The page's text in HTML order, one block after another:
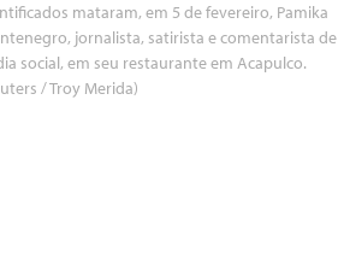
mataram, em 5 de fevereiro, Pamika
jornalista, satirista e comentarista de
social, em seu restaurante em Acapulco.
/ Troy Merida)